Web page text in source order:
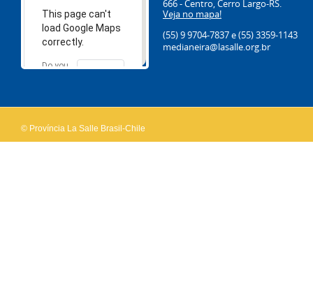
This page can't
load Google Maps
correctly.
Do you
OK
666 - Centro, Cerro Largo-RS.
Veja no mapa!
(55) 9 9704-7837e (55) 3359-1143
medianeira@lasalle.org.br
© Província La Salle Brasil-Chile